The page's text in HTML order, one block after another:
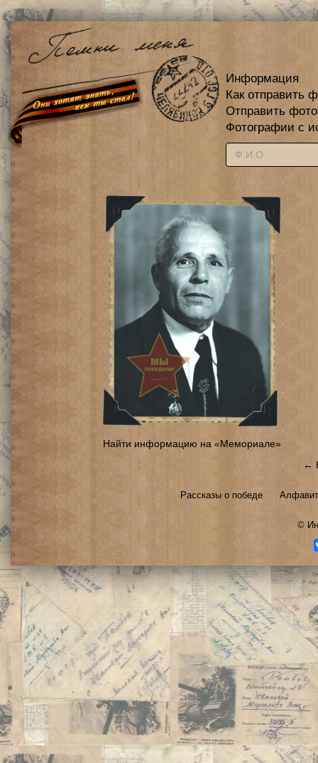
Информация
Как отправить
Отправить
Фотографии с
Найти информацию на «Мемориале»
←
Рассказы о победе
©